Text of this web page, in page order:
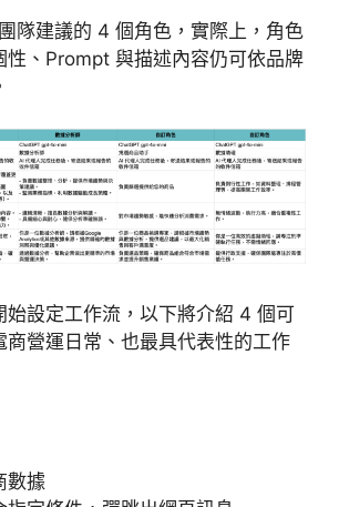
隊建議的 4 個角色，實際上，角色
性、Prompt 與描述內容仍可依品牌
始設定工作流，以下將介紹 4 個可
商營運日常、也最具代表性的工作
數據